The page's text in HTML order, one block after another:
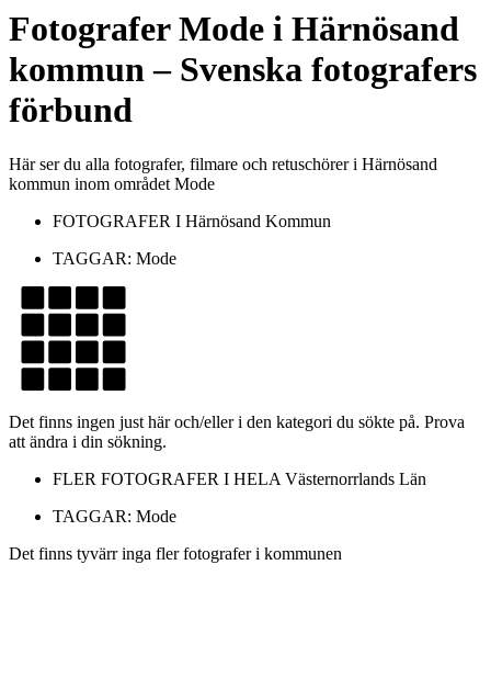
FotograferMode i Härnösand
kommun– Svenska fotografers
förbund
Här ser du alla fotografer, filmare och retuschörer i Härnösand
kommun inom området Mode
FOTOGRAFER I Härnösand Kommun
TAGGAR: Mode
Det finns ingen just här och/eller i den kategori du sökte på. Prova
att ändra i din sökning.
FLER FOTOGRAFER I HELA Västernorrlands Län
TAGGAR: Mode
Det finns tyvärr inga fler fotografer i kommunen